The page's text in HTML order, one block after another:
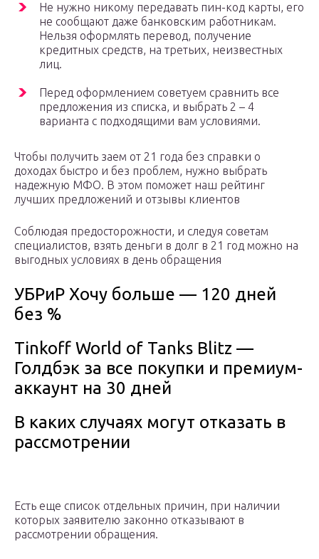
Не нужно никому передавать пин-код карты, его
не сообщают даже банковским работникам.
Нельзя оформлять перевод, получение
кредитных средств, на третьих, неизвестных
лиц.
Перед оформлением советуем сравнить все
предложения из списка, и выбрать 2 – 4
варианта с подходящими вам условиями.
Чтобы получить заем от 21 года без справки о
доходах быстро и без проблем, нужно выбрать
надежную МФО. В этом поможет наш рейтинг
лучших предложений и отзывы клиентов
Соблюдая предосторожности, и следуя советам
специалистов, взять деньги в долг в 21 год можно на
выгодных условиях в день обращения
УБРиР Хочу больше — 120 дней
без %
Tinkoff World of Tanks Blitz —
Голдбэк за все покупки и премиум-
аккаунт на 30 дней
В каких случаях могут отказать в
рассмотрении
Есть еще список отдельных причин, при наличии
которых заявителю законно отказывают в
рассмотрении обращения.